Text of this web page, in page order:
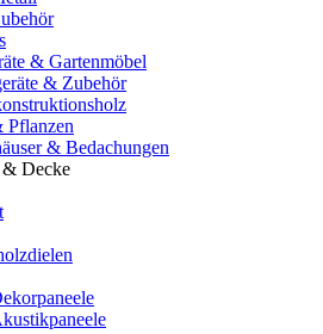
& Gartenmöbel
& Zubehör
Pflanzen
& Bedachungen
Decke